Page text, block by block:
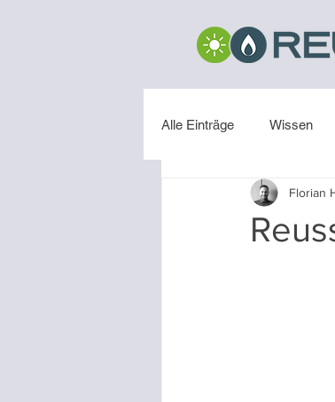
Alle Einträge Wissen
Installation Florian